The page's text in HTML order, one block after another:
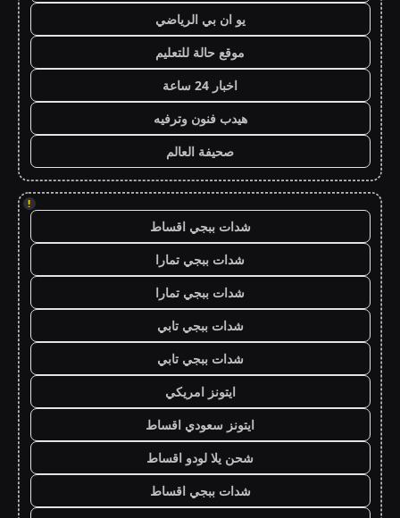
يو ان بي الرياضي
موقع حالة للتعليم
اخبار 24 ساعة
هيدب فنون وترفيه
صحيفة العالم
!
شدات ببجي اقساط
شدات ببجي تمارا
شدات ببجي تمارا
شدات ببجي تابي
شدات ببجي تابي
ايتونز امريكي
ايتونز سعودي اقساط
شحن يلا لودو اقساط
شدات ببجي اقساط